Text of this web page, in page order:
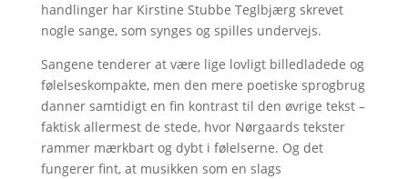
handlinger har Kirstine Stubbe Teglbjærg skrevet
nogle sange, som synges og spilles undervejs.
Sangene tenderer at være lige lovligt billedladede og
følelseskompakte, men den mere poetiske sprogbrug
danner samtidigt en fin kontrast til den øvrige tekst –
faktisk allermest de stede, hvor Nørgaards tekster
rammer mærkbart og dybt i følelserne. Og det
fungerer fint, at musikken som en slags